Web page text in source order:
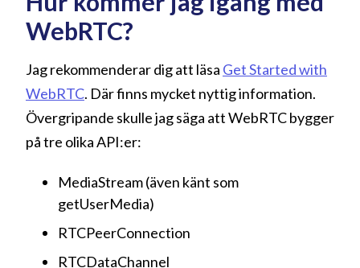
WebRTC?
Jag rekommenderar dig att läsa Get Started with
WebRTC. Där finns mycket nyttig information.
Övergripande skulle jag säga att WebRTC bygger
på tre olika API:er:
MediaStream (även känt som
getUserMedia)
RTCPeerConnection
RTCDataChannel